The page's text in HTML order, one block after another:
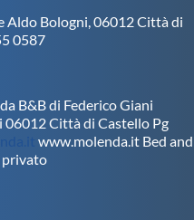
Aldo Bologni, 06012 Città di
0587
B&B di Federico Giani
06012 Città di Castello Pg
www.molenda.it Bed and
privato